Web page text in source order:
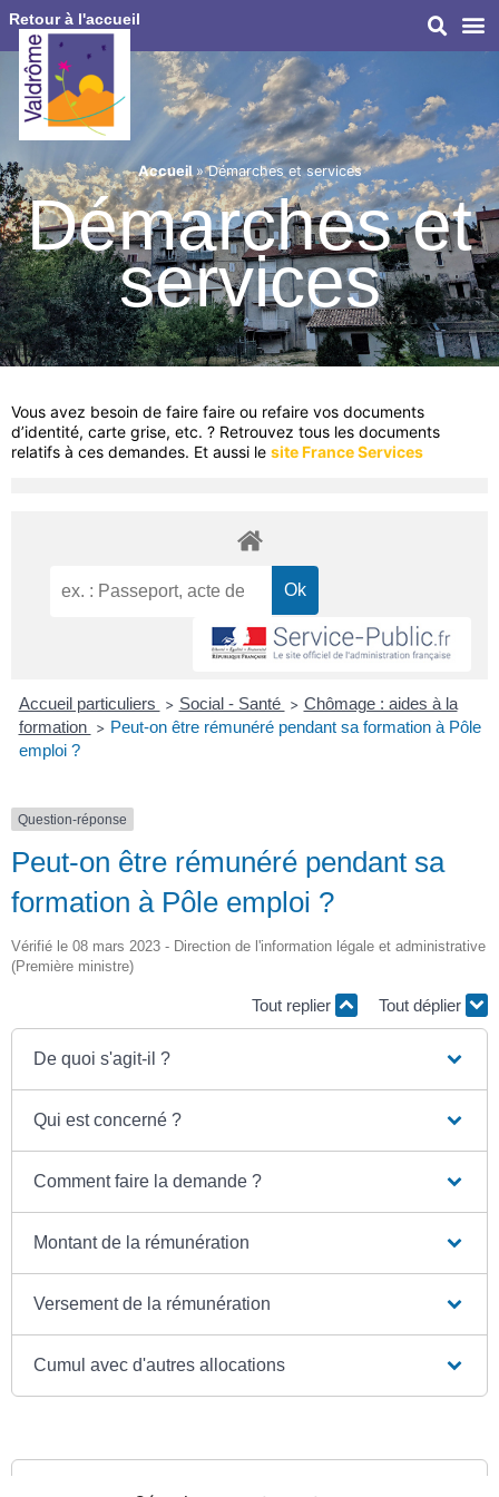
Retour à l'accueil
Accueil»Démarches et services
Démarches et
services
Vous avez besoin de faire faire ou refaire vos documents
d’identité, carte grise, etc. ? Retrouvez tous les documents
relatifs à ces demandes. Et aussi le site France Services
Accueil particuliers > Social - Santé > Chômage : aides à la
formation > Peut-on être rémunéré pendant sa formation à Pôle
emploi ?
Question-réponse
Peut-on être rémunéré pendant sa
formation à Pôle emploi ?
Vérifié le 08 mars 2023 - Direction de l'information légale et administrative
(Première ministre)
Tout replier Tout déplier
De quoi s'agit-il ?
Qui est concerné ?
Comment faire la demande ?
Montant de la rémunération
Versement de la rémunération
Cumul avec d'autres allocations